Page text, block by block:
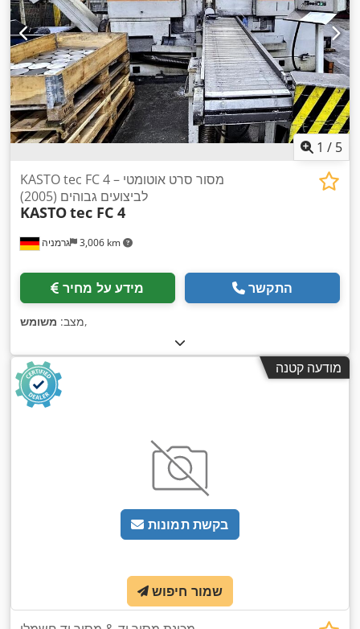
1 / 5
גרמניה 3,006 km
KASTO tec FC 4 – מסור סרט אוטומטי
לביצועים גבוהים (2005)
KASTOtec FC 4
מידע על מחיר התקשר
מצב: משומש ,
מודעה קטנה
בקשת תמונות
שמור חיפוש